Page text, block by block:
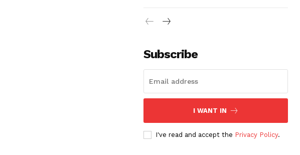
Subscribe
I WANT IN
I've read and accept the Privacy Policy.